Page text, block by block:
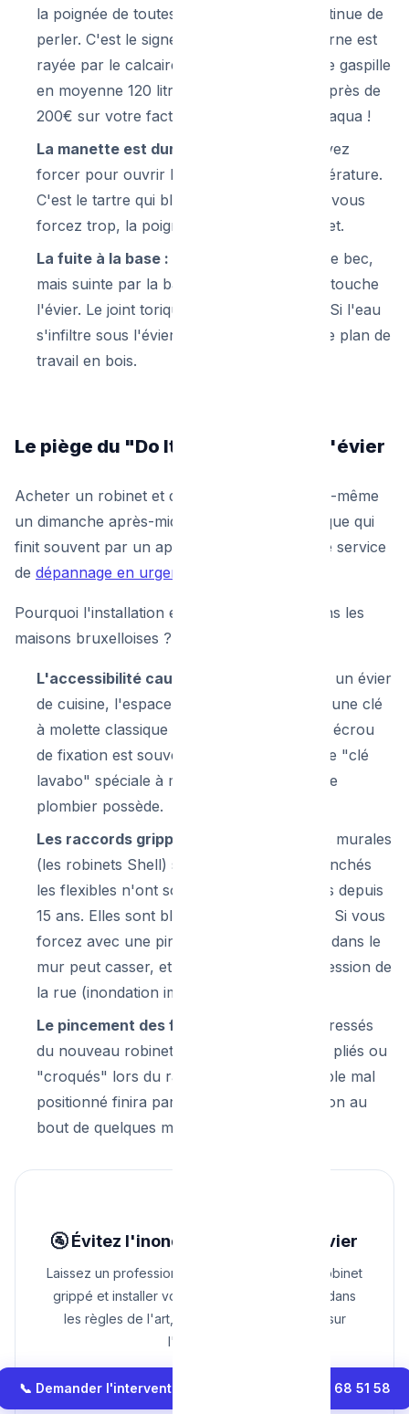
la poignée de toutes vos forces, l'eau continue de
perler. C'est le signe que la cartouche interne est
rayée par le calcaire. Un robinet qui goutte gaspille
en moyenne 120 litres d'eau par jour, soit près de
200€ sur votre facture annuelle d'eau Vivaqua !
La manette est dure ou grince :
Vous devez
forcer pour ouvrir l'eau ou régler la température.
C'est le tartre qui bloque le mécanisme. Si vous
forcez trop, la poignée finira par casser net.
La fuite à la base : L'eau ne sort pas par le bec,
mais suinte par la base du robinet, là où il touche
l'évier. Le joint torique d'embase est mort. Si l'eau
s'infiltre sous l'évier, elle fera pourrir votre plan de
travail en bois.
Le piège du "Do It Yourself" sous l'évier
Acheter un robinet et décider de l'installer soi-même
un dimanche après-midi est une scène classique qui
finit souvent par un appel de détresse à notre service
de dépannage en urgence
Pourquoi l'installation est-elle compliquée dans les
maisons bruxelloises ?
L'accessibilité cauchemardesque :
Sous un évier
de cuisine, l'espace est minuscule. Passer une clé
à molette classique pour dévisser le grand écrou
de fixation est souvent impossible sans une "clé
lavabo" spéciale à manche long que seul le
plombier possède.
Les raccords grippés :
Les petites vannes murales
(les robinets Shell) sur lesquelles sont branchés
les flexibles n'ont souvent pas été fermées depuis
15 ans. Elles sont bloquées par le calcaire. Si vous
forcez avec une pince, le tuyau en cuivre dans le
mur peut casser, et l'eau jaillira avec la pression de
la rue (inondation immédiate).
Le pincement des flexibles :
Les tuyaux tressés
du nouveau robinet ne doivent jamais être pliés ou
"croqués" lors du raccordement. Un flexible mal
positionné finira par éclater sous la pression au
bout de quelques mois.
🚰 Évitez l'inondation sous votre évier
Laissez un professionnel retirer votre ancien robinet
grippé et installer votre nouvelle robinetterie dans
les règles de l'art, avec une garantie totale sur
l'étanchéité.
📞 Demander l'intervention d'un plombier : 0465 68 51 58